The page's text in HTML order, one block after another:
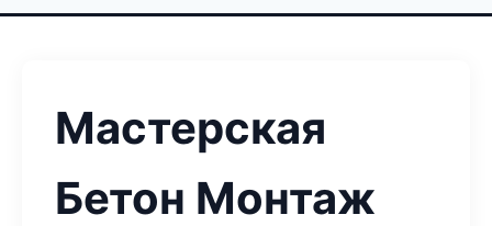
Мастерская
Бетон Монтаж